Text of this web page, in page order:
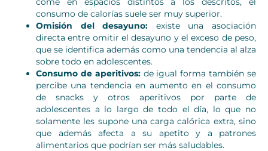
consumo de calorías suele ser muy superior.
Omisión del desayuno: existe una asociación
directa entre omitir el desayuno y el exceso de peso,
que se identifica además como una tendencia al alza
sobre todo en adolescentes.
Consumo de aperitivos:de igual forma también se
percibe una tendencia en aumento en el consumo
de snacks y otros aperitivos por parte de
adolescentes a lo largo de todo el día, lo que no
solamente les supone una carga calórica extra, sino
que además afecta a su apetito y a patrones
alimentarios que podrían ser más saludables.